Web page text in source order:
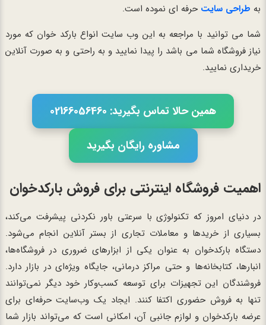
به طراحی سایت حرفه ای نموده است.
شما می توانید با مراجعه به این وب سایت انواع بارکد خوان که مورد
نیاز فروشگاه شما می باشد را پیدا نمایید و به راحتی و به صورت آنلاین
خریداری نمایید.
همین حالا تماس بگیرید: 02166056460
مشاوره رایگان بگیرید
اهمیت فروشگاه اینترنتی برای فروش بارکدخوان
در دنیای امروز که تکنولوژی با سرعتی باور نکردنی پیشرفت می‌کند،
بسیاری از خریدها و معاملات تجاری از بستر آنلاین انجام می‌شود.
دستگاه بارکدخوان به عنوان یکی از ابزارهای ضروری در فروشگاه‌ها،
انبارها، کتابخانه‌ها و حتی مراکز درمانی، جایگاه ویژه‌ای در بازار دارد.
فروشندگان این تجهیزات برای توسعه کسب‌وکار خود دیگر نمی‌توانند
تنها به فروش حضوری اکتفا کنند. ایجاد یک وب‌سایت حرفه‌ای برای
عرضه بارکدخوان و لوازم جانبی آن، امکانی است که می‌تواند بازار شما